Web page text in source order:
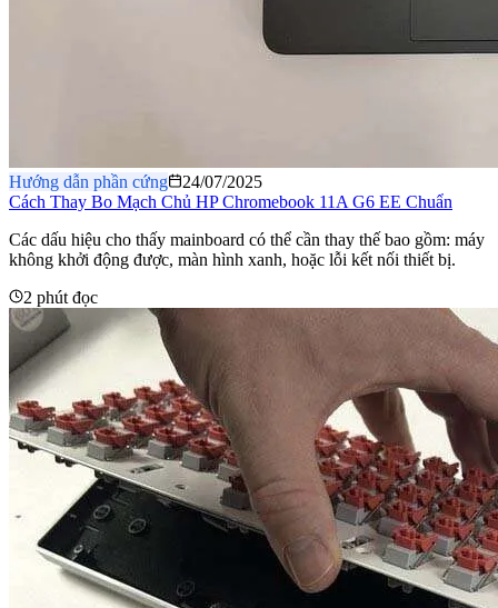
Hướng dẫn phần cứng
24/07/2025
Cách Thay Bo Mạch Chủ HP Chromebook 11A G6 EE Chuẩn
Các dấu hiệu cho thấy mainboard có thể cần thay thế bao gồm: máy
không khởi động được, màn hình xanh, hoặc lỗi kết nối thiết bị.
2 phút đọc